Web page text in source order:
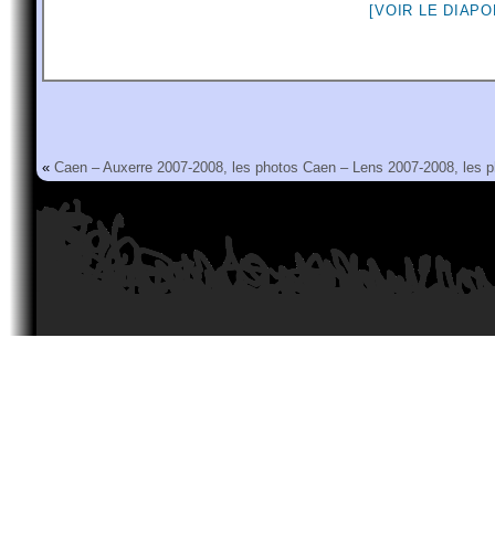
[VOIR LE
« Caen – Auxerre 2007-2008, les photos Caen – Lens 2007-2008, les